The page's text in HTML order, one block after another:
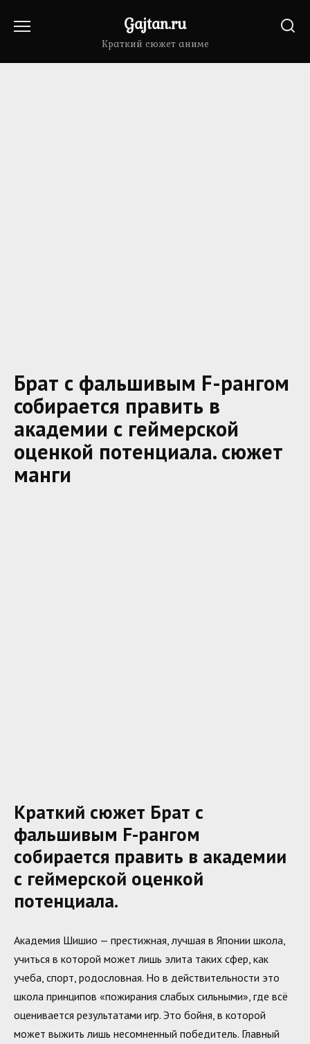
Gajtan.ru
Краткий сюжет аниме
Брат с фальшивым F-рангом
собирается править в
академии с геймерской
оценкой потенциала. сюжет
манги
Краткий сюжет Брат с
фальшивым F-рангом
собирается править в академии
с геймерской оценкой
потенциала.
Академия Шишио — престижная, лучшая в Японии школа,
учиться в которой может лишь элита таких сфер, как
учеба, спорт, родословная. Но в действительности это
школа принципов «пожирания слабых сильными», где всё
оценивается результатами игр. Это бойня, в которой
может выжить лишь несомненный победитель. Главный